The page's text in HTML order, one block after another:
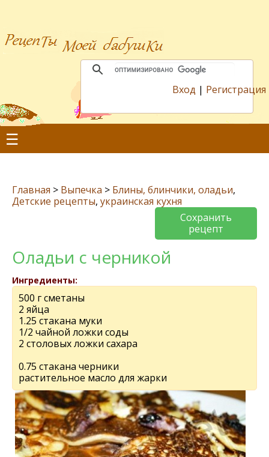
Вход | Регистрация
☰
Главная > Выпечка > Блины, блинчики, оладьи,
Детские рецепты, украинская кухня
Сохранить
рецепт
Оладьи с черникой
Ингредиенты:
500 г сметаны
2 яйца
1.25 стакана муки
1/2 чайной ложки соды
2 столовых ложки сахара
0.75 стакана черники
растительное масло для жарки